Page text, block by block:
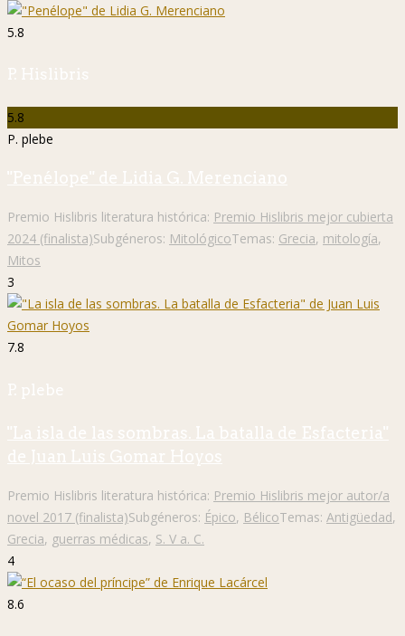
5.8
P. Hislibris
5.8
P. plebe
"Penélope" de Lidia G. Merenciano
Premio Hislibris literatura histórica: Premio Hislibris mejor cubierta
2024 (finalista)Subgéneros: MitológicoTemas: Grecia, mitología,
Mitos
3
7.8
P. plebe
"La isla de las sombras. La batalla de Esfacteria"
de Juan Luis Gomar Hoyos
Premio Hislibris literatura histórica: Premio Hislibris mejor autor/a
novel 2017 (finalista)Subgéneros: Épico, BélicoTemas: Antigüedad,
Grecia, guerras médicas, S. V a. C.
4
8.6